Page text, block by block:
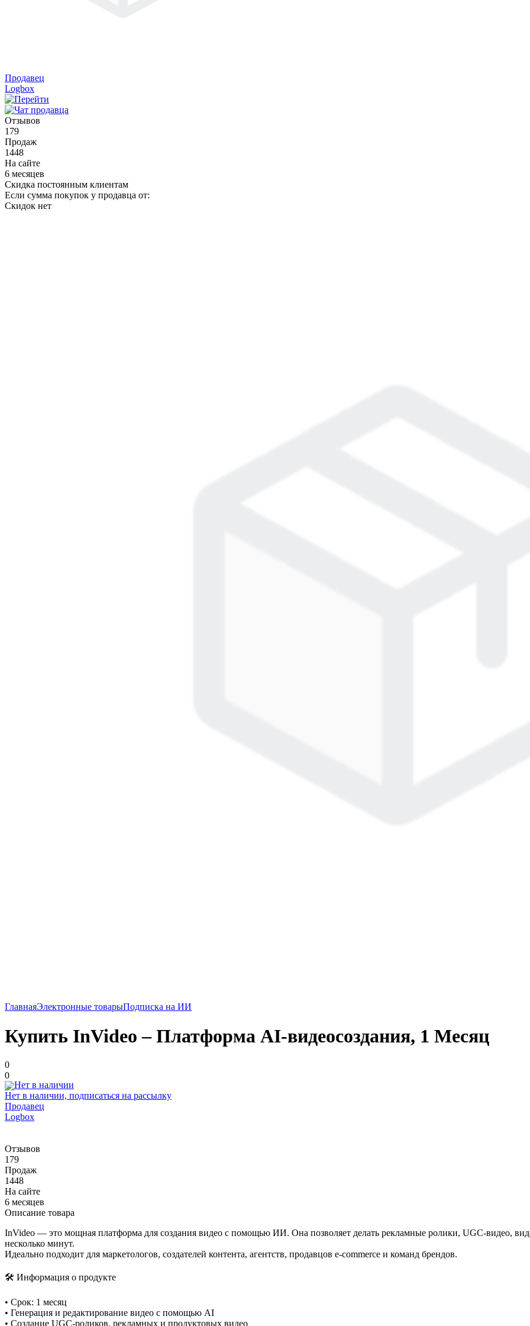
Продавец
Logbox
Отзывов
179
Продаж
1448
На сайте
6 месяцев
Скидка постоянным клиентам
Если сумма покупок у продавца от:
Скидок нет
ГлавнаяЭлектронные товарыПодписка на ИИ
Купить InVideo – Платформа AI-видеосоздания, 1 Месяц
0
0
Нет в наличии, подписаться на рассылку
Продавец
Logbox
Отзывов
179
Продаж
1448
На сайте
6 месяцев
Описание товара
InVideo — это мощная платформа для создания видео с помощью ИИ. Она позволяет делать рекламные ролики, UGC-видео,
несколько минут.
Идеально подходит для маркетологов, создателей контента, агентств, продавцов e-commerce и команд брендов.
🛠 Информация о продукте
• Срок: 1 месяц
• Генерация и редактирование видео с помощью AI
• Создание UGC-роликов, рекламных и продуктовых видео